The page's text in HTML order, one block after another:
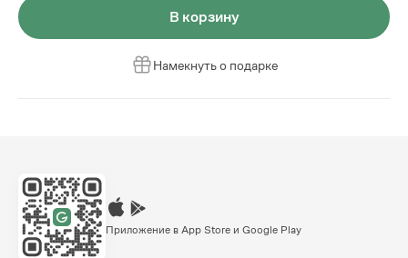
В корзину
Намекнуть о подарке
Приложение в App Store и Google Play